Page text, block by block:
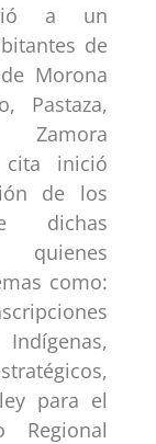
a un
de
Morona
Pastaza,
cita inició
de los
dichas
como:
para el
Regional